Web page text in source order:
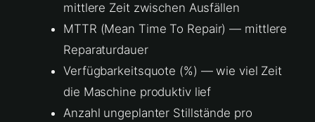
mittlere Zeit zwischen Ausfällen
MTTR (Mean Time To Repair) — mittlere
Reparaturdauer
Verfügbarkeitsquote (%) — wie viel Zeit
die Maschine produktiv lief
Anzahl ungeplanter Stillstände pro